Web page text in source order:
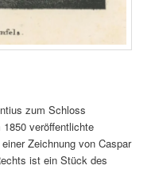
zum Schloss
veröffentlichte
Zeichnung von Caspar
ist ein Stück des